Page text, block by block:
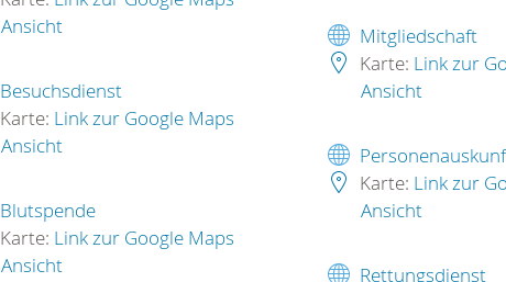
Ansicht
Besuchsdienst
Karte: Link zur Google Maps
Ansicht
Blutspende
Karte: Link zur Google Maps
Ansicht
Mitgliedschaft
Karte: Link zur
Ansicht
Karte: Link zur
Ansicht
Rettungsdienst